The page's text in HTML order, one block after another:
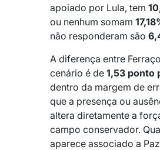
apoiado por Lula, tem
ou nenhum somam
não responderam são
A diferença entre
cenário é de 1,53 ponto
dentro da margem de
que a presença ou
altera diretamente a
campo conservador.
aparece associado a